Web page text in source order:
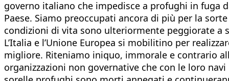
governo italiano che impedisce a profughi in fuga
Paese. Siamo preoccupati ancora di più per la
condizioni di vita sono ulteriormente peggiorate a
L’Italia e l’Unione Europea si mobilitino per
migliore. Riteniamo iniquo, immorale e contrario
organizzazioni non governative che con le loro